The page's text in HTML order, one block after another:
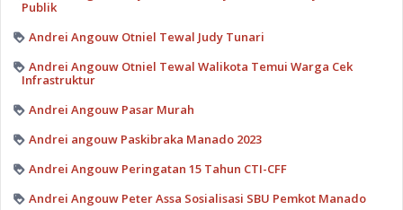
Publik
Andrei Angouw Otniel Tewal Judy Tunari
Andrei Angouw Otniel Tewal Walikota Temui Warga Cek
Infrastruktur
Andrei Angouw Pasar Murah
Andrei angouw Paskibraka Manado 2023
Andrei Angouw Peringatan 15 Tahun CTI-CFF
Andrei Angouw Peter Assa Sosialisasi SBU Pemkot Manado